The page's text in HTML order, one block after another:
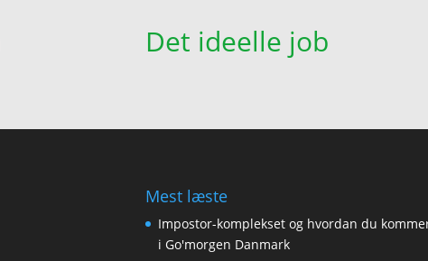
Det ideelle job
Mest læste
Impostor-komplekset og hvordan du
i Go'morgen Danmark